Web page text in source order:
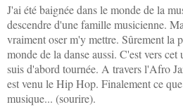
J'ai été baignée dans le monde de la
descendre d'une famille musicienne.
vraiment oser m'y mettre. Sûrement la
monde de la danse aussi. C'est vers
suis d'abord tournée. A travers l'Afro
est venu le Hip Hop. Finalement ce
musique... (sourire).